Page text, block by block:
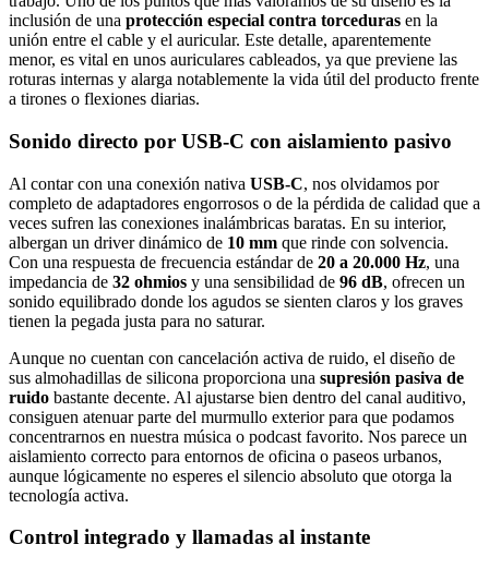
inclusión de una protección especial contra torceduras en la
unión entre el cable y el auricular. Este detalle, aparentemente
menor, es vital en unos auriculares cableados, ya que previene las
roturas internas y alarga notablemente la vida útil del producto frente
a tirones o flexiones diarias.
Sonido directo por USB-C con aislamiento pasivo
Al contar con una conexión nativa USB-C, nos olvidamos por
completo de adaptadores engorrosos o de la pérdida de calidad que a
veces sufren las conexiones inalámbricas baratas. En su interior,
albergan un driver dinámico de 10 mm que rinde con solvencia.
Con una respuesta de frecuencia estándar de 20 a 20.000 Hz, una
impedancia de 32 ohmios y una sensibilidad de 96 dB, ofrecen un
sonido equilibrado donde los agudos se sienten claros y los graves
tienen la pegada justa para no saturar.
Aunque no cuentan con cancelación activa de ruido, el diseño de
sus almohadillas de silicona proporciona una supresión pasiva de
ruido bastante decente. Al ajustarse bien dentro del canal auditivo,
consiguen atenuar parte del murmullo exterior para que podamos
concentrarnos en nuestra música o podcast favorito. Nos parece un
aislamiento correcto para entornos de oficina o paseos urbanos,
aunque lógicamente no esperes el silencio absoluto que otorga la
tecnología activa.
Control integrado y llamadas al instante